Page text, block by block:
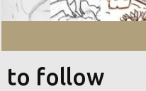
to follow